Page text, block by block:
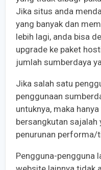
Jika situs anda
yang banyak dan
lebih lagi, anda bisa
upgrade ke paket
jumlah sumberdaya
Jika salah satu
penggunaan
untuknya, maka
bersangkutan sajalah
penurunan performa/
Pengguna-pengguna